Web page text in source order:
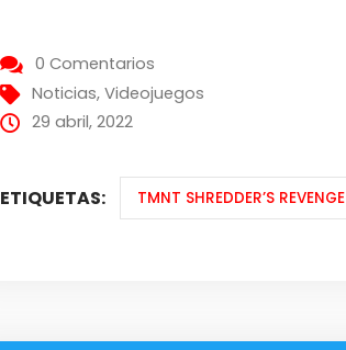
0 Comentarios
Noticias,Videojuegos
29 abril, 2022
ETIQUETAS: TMNT SHREDDER’S REVENGE